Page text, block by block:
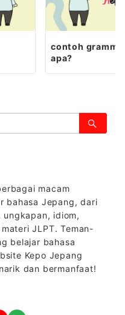
contoh
apa?
macam
bahasa Jepang, dari
idiom,
JLPT. Teman-
belajar bahasa
Kepo Jepang
dan bermanfaat!